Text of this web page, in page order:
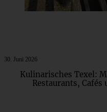
30. Juni 2026
Kulinarisches Texel:
Restaurants,